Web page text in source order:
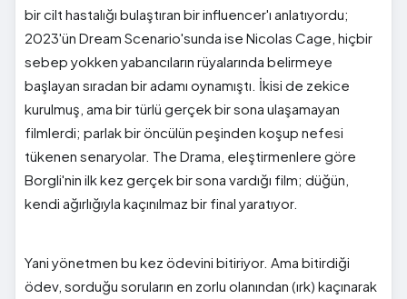
bir cilt hastalığı bulaştıran bir influencer'ı anlatıyordu;
2023'ün Dream Scenario'sunda ise Nicolas Cage, hiçbir
sebep yokken yabancıların rüyalarında belirmeye
başlayan sıradan bir adamı oynamıştı. İkisi de zekice
kurulmuş, ama bir türlü gerçek bir sona ulaşamayan
filmlerdi; parlak bir öncülün peşinden koşup nefesi
tükenen senaryolar. The Drama, eleştirmenlere göre
Borgli'nin ilk kez gerçek bir sona vardığı film; düğün,
kendi ağırlığıyla kaçınılmaz bir final yaratıyor.
Yani yönetmen bu kez ödevini bitiriyor. Ama bitirdiği
ödev, sorduğu soruların en zorlu olanından (ırk) kaçınarak